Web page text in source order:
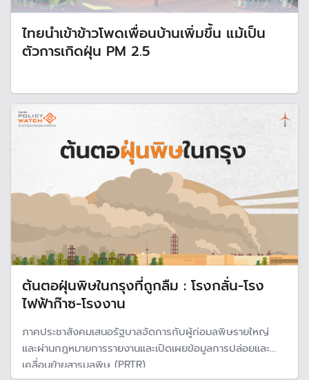
ไทยนำเข้าข้าวโพดเพื่อนบ้านเพิ่มขึ้น แม้เป็น
ตัวการเกิดฝุ่น PM 2.5
ต้นตอฝุ่นพิษในกรุงที่ถูกลืม : โรงกลั่น-โรง
ไฟฟ้าก๊าซ-โรงงาน
ภาคประชาสังคมเสนอรัฐบาลจัดการกับผู้ก่อมลพิษรายใหญ่
และผ่านกฎหมายการรายงานและเปิดเผยข้อมูลการปล่อยและ
เคลื่อนย้ายสารมลพิษ (PRTR)